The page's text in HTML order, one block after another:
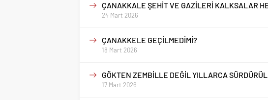
ÇANAKKALE ŞEHİT VE GAZİLERİ KALKSALAR
24 Mart 2026
ÇANAKKELE GEÇİLMEDİMİ?
18 Mart 2026
GÖKTEN ZEMBİLLE DEĞİL YILLARCA
17 Mart 2026